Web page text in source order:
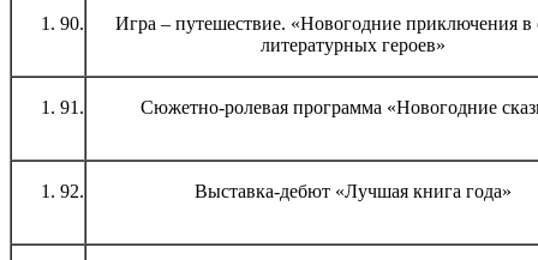
90.
Игра – путешествие. «Новогодние приключения в
литературных героев»
91. Сюжетно-ролевая программа «Новогодние
92. Выставка-дебют «Лучшая книга года»